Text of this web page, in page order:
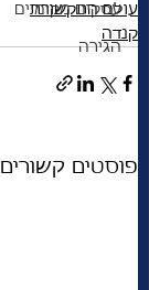
עסקים מקומיים
הגירה
עולם התקשורת
קנדה
פוסטים קשורים